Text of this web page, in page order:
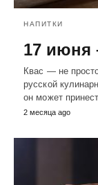
НАПИТКИ
17 июня
Квас — не
русской
он может
2 месяца ago